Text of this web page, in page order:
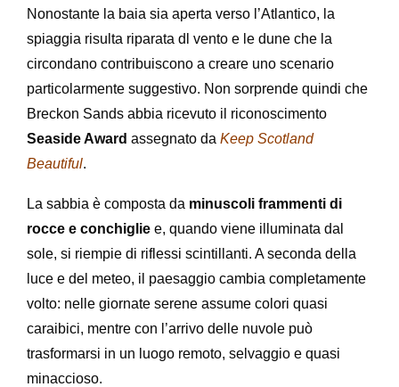
Nonostante la baia sia aperta verso l’Atlantico, la
spiaggia risulta riparata dl vento e le dune che la
circondano contribuiscono a creare uno scenario
particolarmente suggestivo. Non sorprende quindi che
Breckon Sands abbia ricevuto il riconoscimento
Seaside Award assegnato da Keep Scotland
Beautiful.
La sabbia è composta da minuscoli frammenti di
rocce e conchiglie e, quando viene illuminata dal
sole, si riempie di riflessi scintillanti. A seconda della
luce e del meteo, il paesaggio cambia completamente
volto: nelle giornate serene assume colori quasi
caraibici, mentre con l’arrivo delle nuvole può
trasformarsi in un luogo remoto, selvaggio e quasi
minaccioso.